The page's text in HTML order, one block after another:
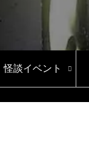
怪談イベント